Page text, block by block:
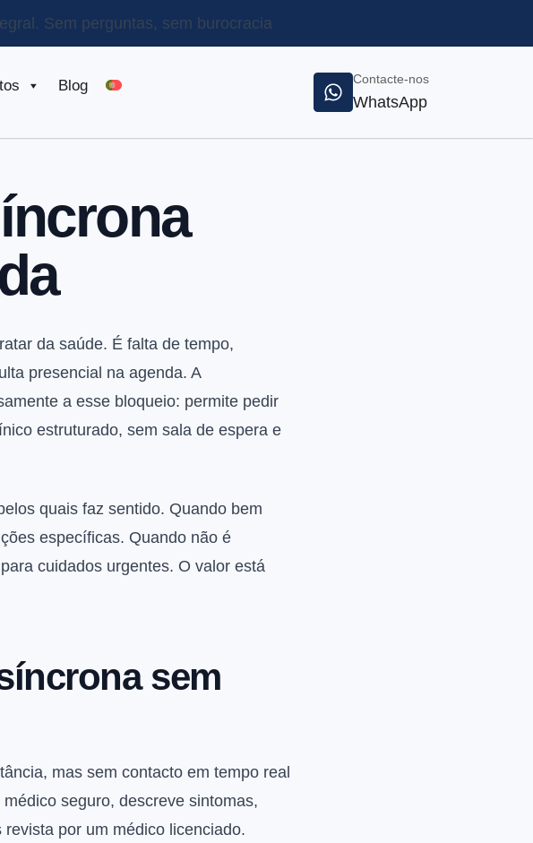
Sem perguntas, sem burocracia
Blog Contacte-nos
WhatsApp
da saúde. É falta de tempo,
presencial na agenda. A
a esse bloqueio: permite pedir
estruturado, sem sala de espera e
quais faz sentido. Quando bem
específicas. Quando não é
cuidados urgentes. O valor está
sem
mas sem contacto em tempo real
seguro, descreve sintomas,
por um médico licenciado.